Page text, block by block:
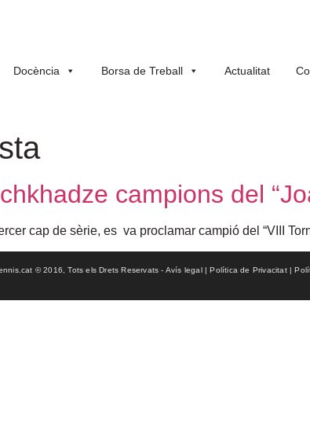
Docència Borsa de Treball Actualitat
campions del
cap de sèrie, es va proclamar campió del “VIII
© 2016, Tots els Drets Reservats - Avís legal | Política de Privacitat |